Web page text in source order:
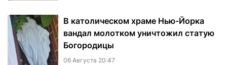
В католическом храме Нью-Йорка
вандал молотком уничтожил статую
Богородицы
06 Августа 20:47